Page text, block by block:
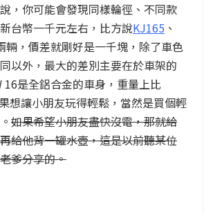
，你可能會發現同樣輪徑、不同款
台幣一千元左右，比方說KJ165 、
輛，價差就剛好是一千塊，除了車色
以外，最大的差別主要在於車架的
16是全鋁合金的車身，重量上比
想讓小朋友玩得輕鬆，當然是買個輕
如果希望小朋友盡快沒電，那就給
給他背一罐水壺，這是以前聽某位
爹分享的。